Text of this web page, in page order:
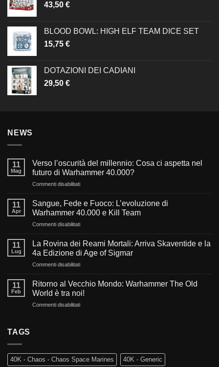
43,50 €
BLOOD BOWL: HIGH ELF TEAM DICE SET
15,75 €
DOTAZIONI DEI CADIANI
29,50 €
NEWS
11
Mag
Verso l’oscurità del millennio: Cosa ci aspetta nel
futuro di Warhammer 40.000?
Commenti disabilitatisu
l’oscurità
del
millennio:
Cosa
aspetta
nel
futuro
di
40.000?
11
Apr
Sangue, Fede e Fuoco: L’evoluzione di
Warhammer 40.000 e Kill Team
Commenti disabilitatisu
Fede
e
Fuoco:
L’evoluzione
Warhammer
40.000
Kill
11
Lug
La Rovina dei Reami Mortali: Arriva Skaventide e la
4a Edizione di Age of Sigmar
Commenti disabilitatisu
Rovina
dei
Reami
Mortali:
Edizione
11
Feb
Ritorno al Vecchio Mondo: Warhammer The Old
World è tra noi!
Commenti disabilitatisu
The
Old
TAGS
40K - Chaos - Chaos Space Marines 40K - Generic